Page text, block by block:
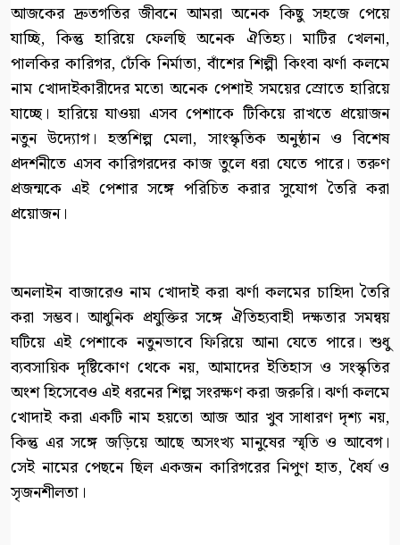
আজকের দ্রুতগতির জীবনে আমরা অনেক কিছু সহজে পেয়ে
যাচ্ছি, কিন্তু হারিয়ে ফেলছি অনেক ঐতিহ্য। মাটির খেলনা,
পালকির কারিগর, ঢেঁকি নির্মাতা, বাঁশের শিল্পী কিংবা ঝর্ণা কলমে
নাম খোদাইকারীদের মতো অনেক পেশাই সময়ের স্রোতে হারিয়ে
যাচ্ছে। হারিয়ে যাওয়া এসব পেশাকে টিকিয়ে রাখতে প্রয়োজন
নতুন উদ্যোগ। হস্তশিল্প মেলা, সাংস্কৃতিক অনুষ্ঠান ও বিশেষ
প্রদর্শনীতে এসব কারিগরদের কাজ তুলে ধরা যেতে পারে। তরুণ
প্রজন্মকে এই পেশার সঙ্গে পরিচিত করার সুযোগ তৈরি করা
প্রয়োজন।
অনলাইন বাজারেও নাম খোদাই করা ঝর্ণা কলমের চাহিদা তৈরি
করা সম্ভব। আধুনিক প্রযুক্তির সঙ্গে ঐতিহ্যবাহী দক্ষতার সমন্বয়
ঘটিয়ে এই পেশাকে নতুনভাবে ফিরিয়ে আনা যেতে পারে। শুধু
ব্যবসায়িক দৃষ্টিকোণ থেকে নয়, আমাদের ইতিহাস ও সংস্কৃতির
অংশ হিসেবেও এই ধরনের শিল্প সংরক্ষণ করা জরুরি। ঝর্ণা কলমে
খোদাই করা একটি নাম হয়তো আজ আর খুব সাধারণ দৃশ্য নয়,
কিন্তু এর সঙ্গে জড়িয়ে আছে অসংখ্য মানুষের স্মৃতি ও আবেগ।
সেই নামের পেছনে ছিল একজন কারিগরের নিপুণ হাত, ধৈর্য ও
সৃজনশীলতা।